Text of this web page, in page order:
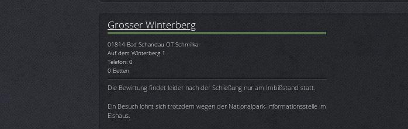
Grosser Winterberg
01814 Bad Schandau OT Schmilka
Auf dem Winterberg 1
Telefon: 0
0 Betten
Die Bewirtung findet leider nach der Schließung nur am Imbißstand statt.
Ein Besuch lohnt sich trotzdem wegen der Nationalpark-Informationsstelle im
Eishaus.